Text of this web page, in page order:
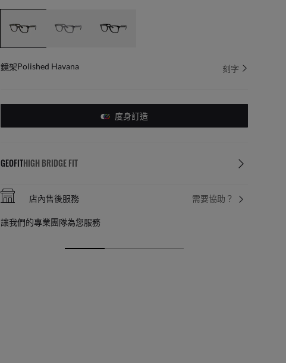
鏡架Polished Havana 刻字
度身訂造
GEOFITHIGH BRIDGE FIT
需要協助？
店內售後服務
讓我們的專業團隊為您服務